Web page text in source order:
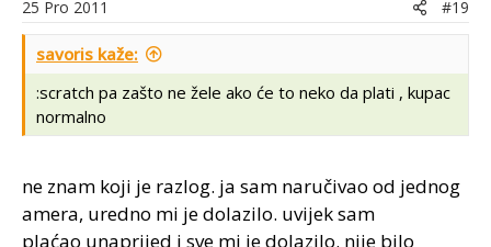
25 Pro 2011 #19
savoris kaže:
:scratch pa zašto ne žele ako će to neko da plati , kupac
normalno
ne znam koji je razlog. ja sam naručivao od jednog
amera, uredno mi je dolazilo. uvijek sam
plaćao unaprijed i sve mi je dolazilo. nije bilo